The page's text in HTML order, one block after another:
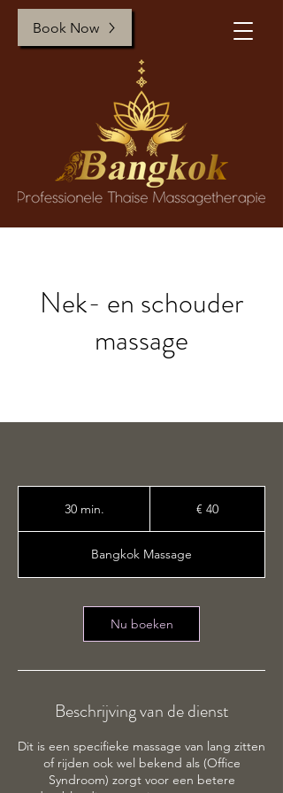
Book Now
Nek- en schouder
massage
30 min.
i
n
€ 40
Bangkok Massage
Nu boeken
Beschrijving van de dienst
Dit is een specifieke massage van lang zitten
of rijden ook wel bekend als (Office
Syndroom) zorgt voor een betere